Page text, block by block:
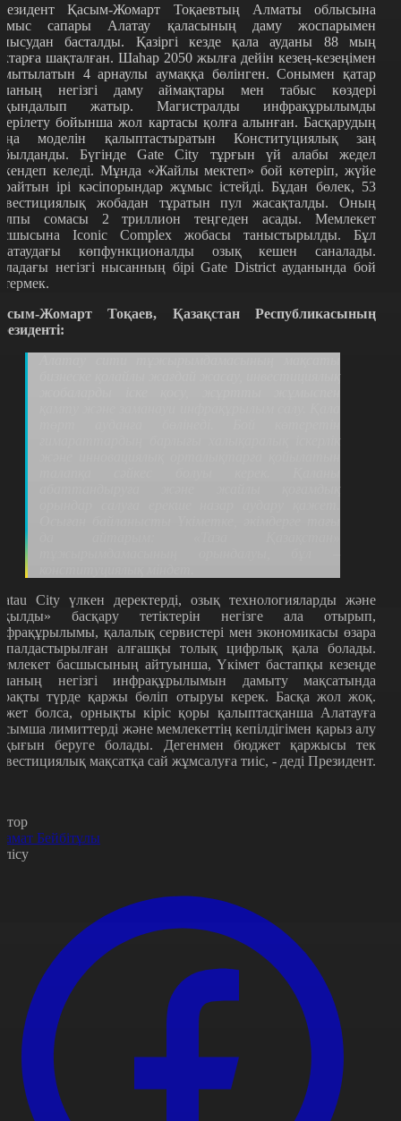
Қасым-Жомарт Тоқаевтың Алматы облысына
сапары Алатау қаласының даму жоспарымен
басталды. Қазіргі кезде қала ауданы 88 мың
шақталған. Шаһар 2050 жылға дейін кезең-кезеңімен
4 арнаулы аумаққа бөлінген. Сонымен қатар
негізгі даму аймақтары мен табыс көздері
жатыр. Магистралды инфрақұрылымды
бойынша жол картасы қолға алынған. Басқарудың
моделін қалыптастыратын Конституциялық заң
Бүгінде Gate City тұрғын үй алабы жедел
келеді. Мұнда «Жайлы мектеп»бой көтеріп, жүйе
ірі кәсіпорындар жұмыс істейді. Бұдан бөлек, 53
жобадан тұратын пул жасақталды. Оның
сомасы 2 триллион теңгеден асады. Мемлекет
Iconic Complex жобасы таныстырылды. Бұл
көпфункционалды озық кешен саналады.
негізгі нысанның бірі Gate District ауданында бой
Жомарт Тоқаев, Қазақстан Республикасының
City үлкен деректерді, озық технологияларды және
» басқару тетіктерін негізге ала отырып,
қалалық сервистері мен экономикасы өзара
алғашқы толық цифрлық қала болады.
басшысының айтуынша, Үкімет бастапқы кезеңде
негізгі инфрақұрылымын дамыту мақсатында
түрде қаржы бөліп отыруы керек. Басқа жол жоқ.
болса, орнықты кіріс қоры қалыптасқанша Алатауға
лимиттерді және мемлекеттің кепілдігімен қарыз алу
беруге болады. Дегенмен бюджет қаржысы тек
мақсатқа сай жұмсалуға тиіс, - деді Президент.
Бейбітұлы